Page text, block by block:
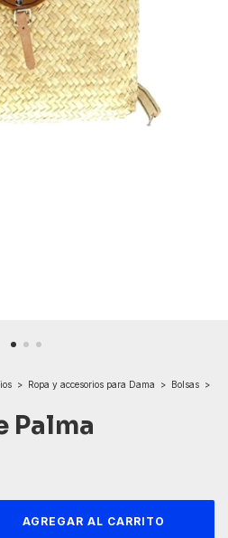
> Ropa y accesorios para Dama > Bolsas >
Palma